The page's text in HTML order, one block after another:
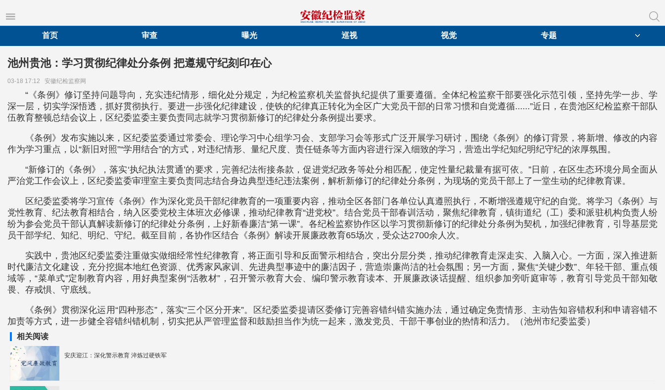
首页
审查 曝光 巡视 视觉 专题
池州贵池：学习贯彻纪律处分条例 把遵规守纪刻印在心
03-18 17:12 安徽纪检监察网
“《条例》修订坚持问题导向，充实违纪情形，细化处分规定，为纪检监察机关监督执纪提供了重要遵循。全体纪检监察干部要强化示范引领，坚持先学一步、学
深一层，切实学深悟透，抓好贯彻执行。要进一步强化纪律建设，使铁的纪律真正转化为全区广大党员干部的日常习惯和自觉遵循......”近日，在贵池区纪检监察干部队
伍教育整顿总结会议上，区纪委监委主要负责同志就学习贯彻新修订的纪律处分条例提出要求。
《条例》发布实施以来，区纪委监委通过常委会、理论学习中心组学习会、支部学习会等形式广泛开展学习研讨，围绕《条例》的修订背景，将新增、修改的内容
作为学习重点，以“新旧对照”“学用结合”的方式，对违纪情形、量纪尺度、责任链条等方面内容进行深入细致的学习，营造出学纪知纪明纪守纪的浓厚氛围。
“新修订的《条例》，落实‘执纪执法贯通’的要求，完善纪法衔接条款，促进党纪政务等处分相匹配，使定性量纪裁量有据可依。”日前，在区生态环境分局全面从
严治党工作会议上，区纪委监委审理室主要负责同志结合身边典型违纪违法案例，解析新修订的纪律处分条例，为现场的党员干部上了一堂生动的纪律教育课。
区纪委监委将学习宣传《条例》作为深化党员干部纪律教育的一项重要内容，推动全区各部门各单位认真遵照执行，不断增强遵规守纪的自觉。将学习《条例》与
党性教育、纪法教育相结合，纳入区委党校主体班次必修课，推动纪律教育“进党校”。结合党员干部春训活动，聚焦纪律教育，镇街道纪（工）委和派驻机构负责人纷
纷为参会党员干部认真解读新修订的纪律处分条例，上好新春廉洁“第一课”。各纪检监察协作区以学习贯彻新修订的纪律处分条例为契机，加强纪律教育，引导基层党
员干部学纪、知纪、明纪、守纪。截至目前，各协作区结合《条例》解读开展廉政教育65场次，受众达2700余人次。
实践中，贵池区纪委监委注重做实做细经常性纪律教育，将正面引导和反面警示相结合，突出分层分类，推动纪律教育走深走实、入脑入心。一方面，深入推进新
时代廉洁文化建设，充分挖掘本地红色资源、优秀家风家训、先进典型事迹中的廉洁因子，营造崇廉尚洁的社会氛围；另一方面，聚焦“关键少数”、年轻干部、重点领
域等，“菜单式”定制教育内容，用好典型案例“活教材”，召开警示教育大会、编印警示教育读本、开展廉政谈话提醒、组织参加旁听庭审等，教育引导党员干部知敬
畏、存戒惧、守底线。
《条例》贯彻深化运用“四种形态”，落实“三个区分开来”。区纪委监委提请区委修订完善容错纠错实施办法，通过确定免责情形、主动告知容错权利和申请容错不
加责等方式，进一步健全容错纠错机制，切实把从严管理监督和鼓励担当作为统一起来，激发党员、干部干事创业的热情和活力。（池州市纪委监委）
相关阅读
安庆迎江：深化警示教育 淬炼过硬铁军